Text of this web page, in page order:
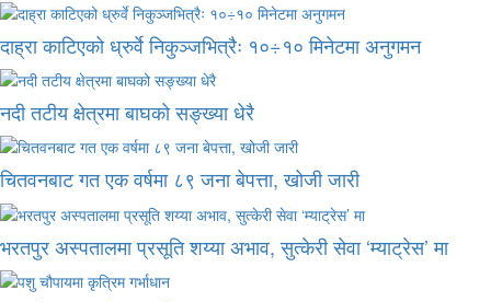
दाह्रा काटिएको ध्रुर्वे निकुञ्जभित्रैः १०÷१० मिनेटमा अनुगमन
नदी तटीय क्षेत्रमा बाघको सङ्ख्या धेरै
चितवनबाट गत एक वर्षमा ८९ जना बेपत्ता, खोजी जारी
भरतपुर अस्पतालमा प्रसूति शय्या अभाव, सुत्केरी सेवा ‘म्याट्रेस’ मा